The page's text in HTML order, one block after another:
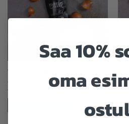
Vinnutatud liha 5PEPPER
50g
6,99
€
Saa 10%
oma